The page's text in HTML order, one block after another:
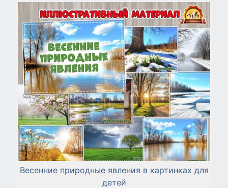
Весенние природные явления в картинках для
детей